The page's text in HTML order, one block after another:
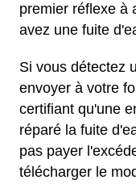
premier réflexe à
avez une fuite
Si vous détectez
envoyer à votre
certifiant qu'une
réparé la fuite
pas payer
télécharger le